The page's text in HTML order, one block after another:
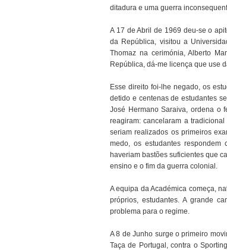
ditadura e uma guerra
A 17 de Abril de 1969 deu-se o
da República, visitou a
Thomaz na cerimónia, Alberto
República, dá-me licença que use
Esse direito foi-lhe negado, os
detido e centenas de estudantes
José Hermano Saraiva, ordena o
reagiram: cancelaram a
seriam realizados os primeiros
medo, os estudantes
haveriam bastões suficientes que
ensino e o fim da guerra colonial.
A equipa da Académica começa,
próprios, estudantes. A grande
problema para o regime.
A 8 de Junho surge o primeiro
Taça de Portugal, contra o